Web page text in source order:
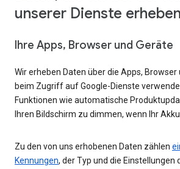
unserer Dienste erheben
Ihre Apps, Browser und Geräte
Wir erheben Daten über die Apps, Browser
beim Zugriff auf Google-Dienste
Funktionen wie automatische
Ihren Bildschirm zu dimmen, wenn Ihr
Zu den von uns erhobenen Daten zählen
Kennungen, der Typ und die Einstellungen